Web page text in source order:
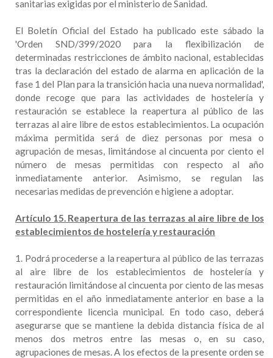
sanitarias exigidas por el ministerio de Sanidad.
El Boletín Oficial del Estado ha publicado este sábado la
'Orden SND/399/2020 para la flexibilización de
determinadas restricciones de ámbito nacional, establecidas
tras la declaración del estado de alarma en aplicación de la
fase 1 del Plan para la transición hacia una nueva normalidad',
donde recoge que para las actividades de hostelería y
restauración se establece la reapertura al público de las
terrazas al aire libre de estos establecimientos. La ocupación
máxima permitida será de diez personas por mesa o
agrupación de mesas, limitándose al cincuenta por ciento el
número de mesas permitidas con respecto al año
inmediatamente anterior. Asimismo, se regulan las
necesarias medidas de prevención e higiene a adoptar.
Artículo 15. Reapertura de las terrazas al aire libre de los
establecimientos de hostelería y restauración
1. Podrá procederse a la reapertura al público de las terrazas
al aire libre de los establecimientos de hostelería y
restauración limitándose al cincuenta por ciento de las mesas
permitidas en el año inmediatamente anterior en base a la
correspondiente licencia municipal. En todo caso, deberá
asegurarse que se mantiene la debida distancia física de al
menos dos metros entre las mesas o, en su caso,
agrupaciones de mesas. A los efectos de la presente orden se